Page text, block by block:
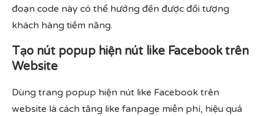
đoạn code này có thể hướng đến được đối tượng
khách hàng tiềm năng.
Tạo nút popup hiện nút like Facebook trên
Website
Dùng trang popup hiện nút like Facebook trên
website là cách tăng like fanpage miễn phí, hiệu quả